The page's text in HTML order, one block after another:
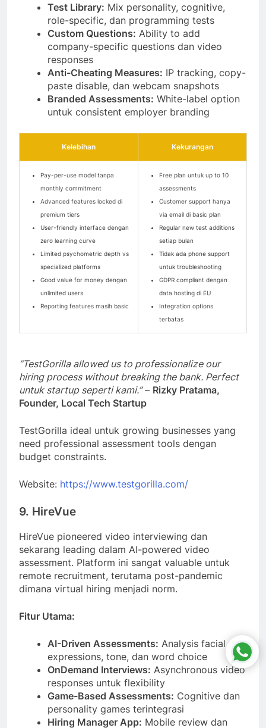
Test Library: Mix personality, cognitive,
role-specific, dan programming tests
Custom Questions: Ability to add
company-specific questions dan video
responses
Anti-Cheating Measures: IP tracking, copy-
paste disable, dan webcam snapshots
Branded Assessments: White-label option
untuk consistent employer branding
Kelebihan Kekurangan
Pay-per-use model tanpa
monthly commitment
Advanced features locked di
premium tiers
User-friendly interface dengan
zero learning curve
Limited psychometric depth vs
specialized platforms
Good value for money dengan
unlimited users
Reporting features masih basic
Free plan untuk up to 10
assessments
Customer support hanya
via email di basic plan
Regular new test additions
setiap bulan
Tidak ada phone support
untuk troubleshooting
GDPR compliant dengan
data hosting di EU
Integration options
terbatas
“TestGorilla allowed us to professionalize our
hiring process without breaking the bank. Perfect
untuk startup seperti kami.”– Rizky Pratama,
Founder, Local Tech Startup
TestGorilla ideal untuk growing businesses yang
need professional assessment tools dengan
budget constraints.
Website: https://www.testgorilla.com/
9. HireVue
HireVue pioneered video interviewing dan
sekarang leading dalam AI-powered video
assessment. Platform ini sangat valuable untuk
remote recruitment, terutama post-pandemic
dimana virtual hiring menjadi norm.
Fitur Utama:
AI-Driven Assessments: Analysis facial
expressions, tone, dan word choice
OnDemand Interviews: Asynchronous video
responses untuk flexibility
Game-Based Assessments: Cognitive dan
personality games terintegrasi
Hiring Manager App: Mobile review dan